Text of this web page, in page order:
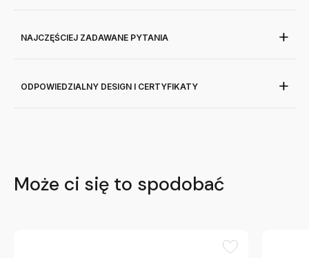
NAJCZĘŚCIEJ ZADAWANE PYTANIA
ODPOWIEDZIALNY DESIGN I CERTYFIKATY
Może ci się to spodobać